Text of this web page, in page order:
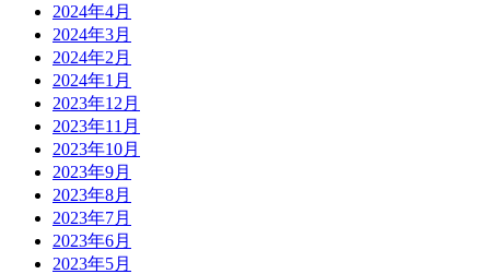
2024年4月
2024年3月
2024年2月
2024年1月
2023年12月
2023年11月
2023年10月
2023年9月
2023年8月
2023年7月
2023年6月
2023年5月